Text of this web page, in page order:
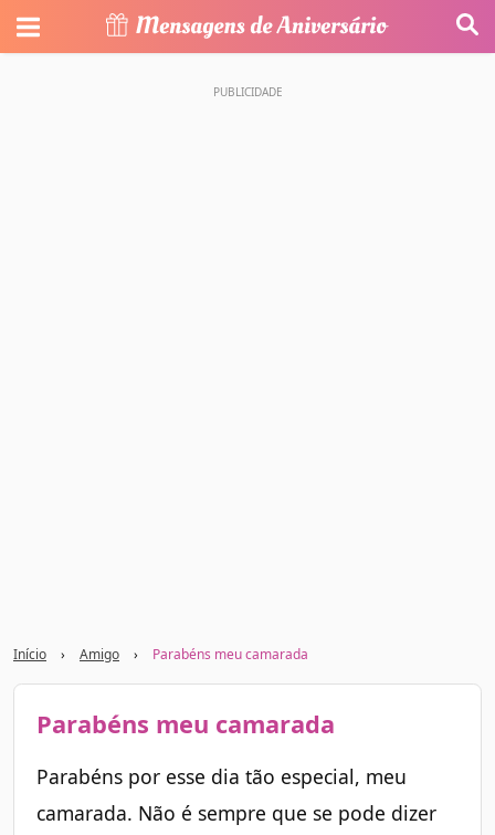
Início › Amigo › Parabéns meu camarada
Parabéns meu camarada
Parabéns por esse dia tão especial, meu
camarada. Não é sempre que se pode dizer